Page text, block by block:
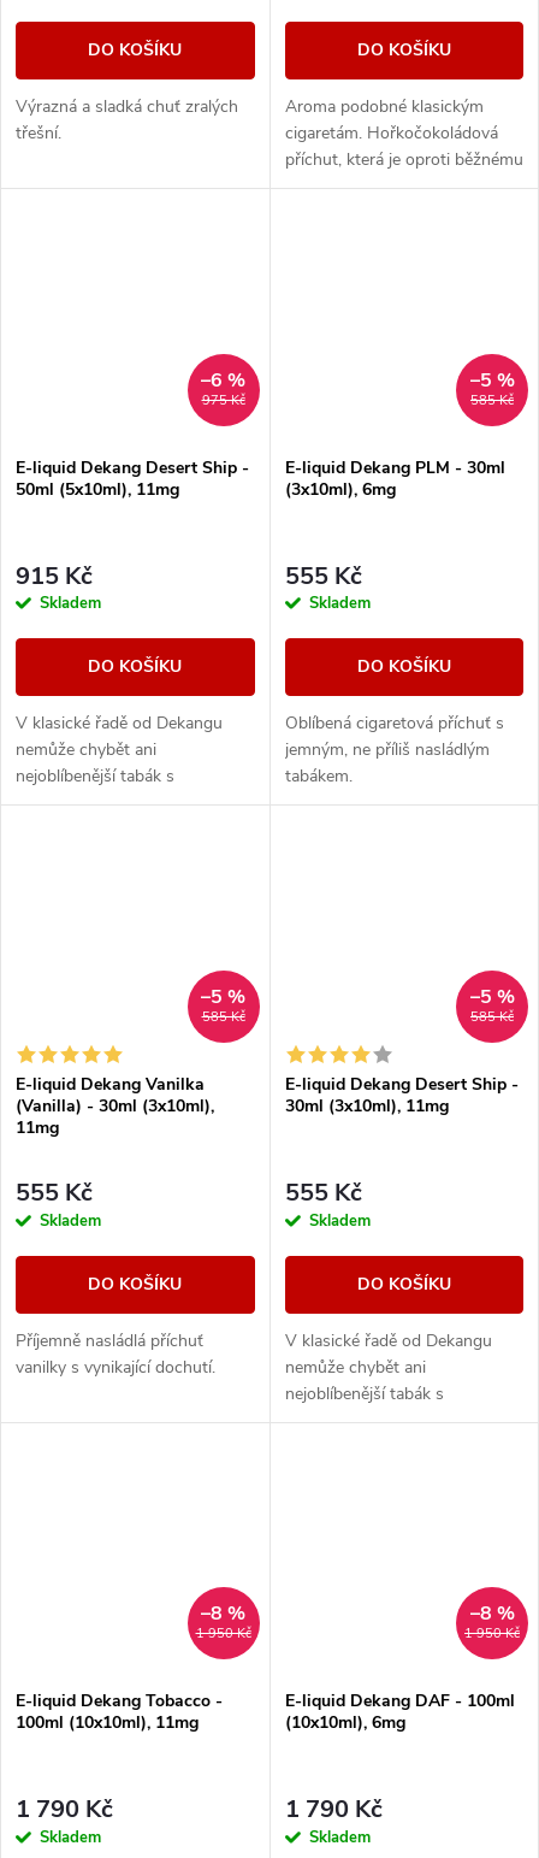
DO KOŠÍKU
Výrazná a sladká chuť zralých
třešní.
DO KOŠÍKU
Aroma podobné klasickým
cigaretám. Hořkočokoládová
příchut, která je oproti běžnému
tabáku jemnější a nasládlejší. Z
975 Kč
–6 %
E-liquid Dekang Desert Ship -
50ml (5x10ml), 11mg
915 Kč
Skladem
DO KOŠÍKU
V klasické řadě od Dekangu
nemůže chybět ani
nejoblíbenější tabák s
legendárním velbloudem.
585 Kč
–5 %
E-liquid Dekang PLM - 30ml
(3x10ml), 6mg
555 Kč
Skladem
DO KOŠÍKU
Oblíbená cigaretová příchuť s
jemným, ne příliš nasládlým
tabákem.
585 Kč
–5 %
E-liquid Dekang Vanilka
(Vanilla) - 30ml (3x10ml),
11mg
555 Kč
Skladem
DO KOŠÍKU
Příjemně nasládlá příchuť
vanilky s vynikající dochutí.
585 Kč
–5 %
E-liquid Dekang Desert Ship -
30ml (3x10ml), 11mg
555 Kč
Skladem
DO KOŠÍKU
V klasické řadě od Dekangu
nemůže chybět ani
nejoblíbenější tabák s
legendárním velbloudem.
1 950 Kč
–8 %
E-liquid Dekang Tobacco -
100ml (10x10ml), 11mg
1 790 Kč
Skladem
1 950 Kč
–8 %
E-liquid Dekang DAF - 100ml
(10x10ml), 6mg
1 790 Kč
Skladem